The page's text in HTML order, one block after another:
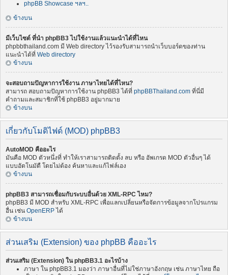
phpBB Showcase ฯลฯ..
ข้างบน
มีเว็บไซต์ ที่นำ phpBB3 ไปใช้งานแล้วแนะนำได้ที่ไหน
phpbbthailand.com มี Web directory ไว้รองรับสามารถนำเว็บบอร์ดของท่าน
แนะนำได้ที่ Web directory
ข้างบน
จะสอบถามปัญหาการใช้งาน ภาษาไทยได้ที่ไหน?
สามารถ สอบถามปัญหาการใช้งาน phpBB3 ได้ที่ phpBBThailand.com ที่นี่มี
คำถามและสมาชิกที่ใช้ phpBB3 อยู่มากมาย
ข้างบน
เกี่ยวกับโมดิไฟด์ (MOD) phpBB3
AutoMOD คืออะไร
มันคือ MOD ตัวหนึ่งที่ ทำให้เราสามารถติดตั้ง ลบ หรือ อัพเกรด MOD ตัวอื่นๆ ได้
แบบอัตโนมัตื โดยไม่ต้อง ค้นหาและแก้ไฟล์เอง
ข้างบน
phpBB3 สามารถเชื่อมกับระบบอื่นด้วย XML-RPC ไหม?
phpBB3 มี MOD สำหรับ XML-RPC เพื่อแลกเปลี่ยนหรือจัดการข้อมูลจากโปรแกรม
อื่น เช่น OpenERP ได้
ข้างบน
ส่วนเสริม (Extension) ของ phpBB คืออะไร
ส่วนเสริม (Extension) ใน phpBB3.1 อะไรบ้าง
ภาษา ใน phpBB3.1 มองว่า ภาษาอื่นที่ไม่ใช่ภาษาอังกฤษ เช่น ภาษาไทย ถือ